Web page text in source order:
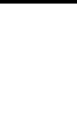
Mentions